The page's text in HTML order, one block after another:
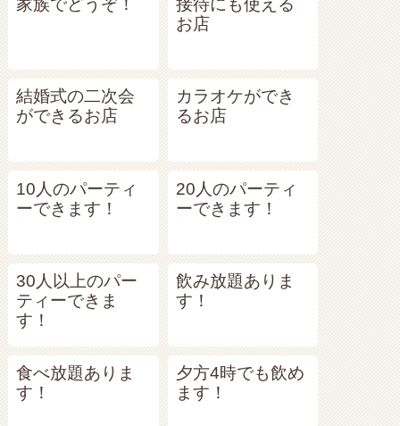
家族でどうぞ！
接待にも使える
お店
結婚式の二次会
ができるお店
カラオケができ
るお店
10人のパーティ
ーできます！
20人のパーティ
ーできます！
30人以上のパー
ティーできま
す！
飲み放題ありま
す！
食べ放題ありま
す！
夕方4時でも飲め
ます！